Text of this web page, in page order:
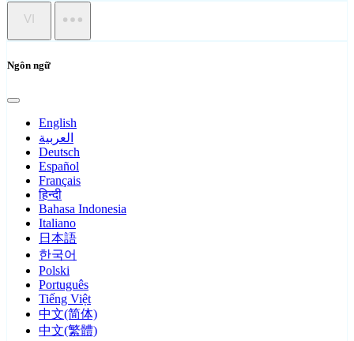
VI
Ngôn ngữ
English
العربية
Deutsch
Español
Français
हिन्दी
Bahasa Indonesia
Italiano
日本語
한국어
Polski
Português
Tiếng Việt
中文(简体)
中文(繁體)